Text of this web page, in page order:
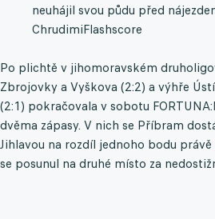
neuhájil svou půdu před
ChrudimiFlashscore
Po plichtě v jihomoravském
Zbrojovky a Vyškova (2:2) a výhře
(2:1) pokračovala v sobotu
dvěma zápasy. V nich se Příbram
Jihlavou na rozdíl jednoho bodu
se posunul na druhé místo za